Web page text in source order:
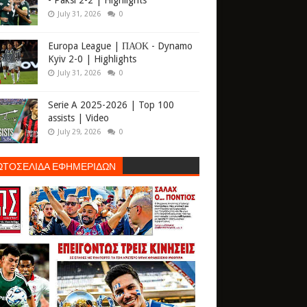
July 31, 2026 0
Europa League | ΠΑΟΚ - Dynamo
Kyiv 2-0 | Highlights
July 31, 2026 0
Serie A 2025-2026 | Top 100
assists | Video
July 29, 2026 0
ΕΦΗΜΕΡΙΔΩΝ